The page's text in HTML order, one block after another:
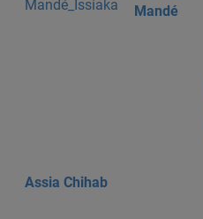
Mandé
Assia Chihab